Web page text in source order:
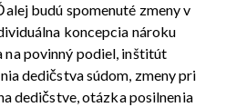
budú spomenuté zmeny v
koncepcia nároku
na povinný podiel, inštitút
dedičstva súdom, zmeny pri
dedičstve, otázka posilnenia